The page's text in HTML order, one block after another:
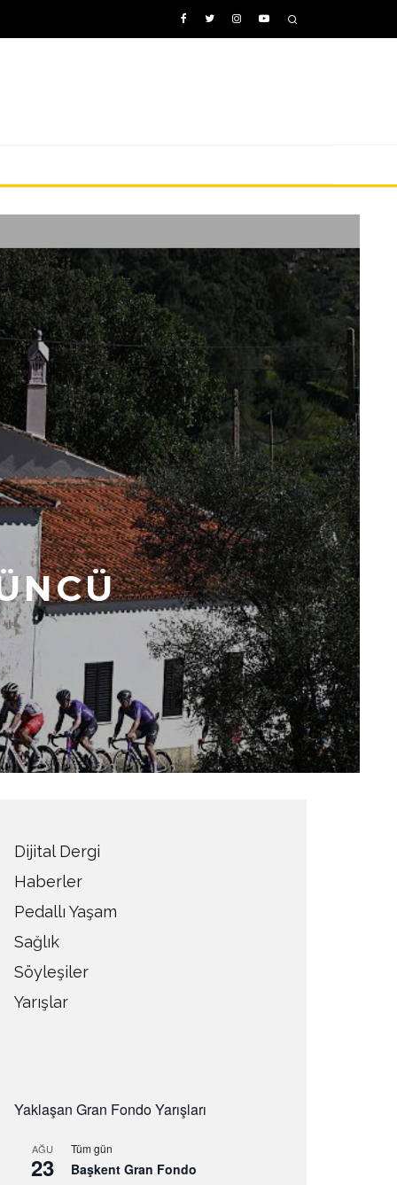
Dijital Dergi
Haberler
Pedallı Yaşam
Sağlık
Söyleşiler
Yarışlar
Yaklaşan Gran Fondo Yarışları
AĞU
23
Tüm gün
Başkent Gran Fondo